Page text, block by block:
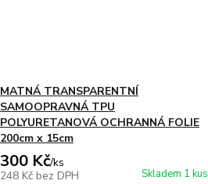
MATNÁ TRANSPARENTNÍ
SAMOOPRAVNÁ TPU
POLYURETANOVÁ OCHRANNÁ FOLIE
200cm x 15cm
300 Kč/ks
248 Kč bez DPH Skladem 1 kus